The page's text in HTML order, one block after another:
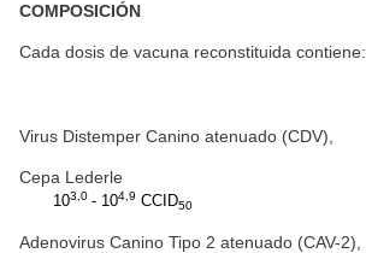
COMPOSICIÓN
Cada dosis de vacuna reconstituida contiene:
Virus Distemper Canino atenuado (CDV),
Cepa Lederle
103,0 - 104,9 CCID50
Adenovirus Canino Tipo 2 atenuado (CAV-2),